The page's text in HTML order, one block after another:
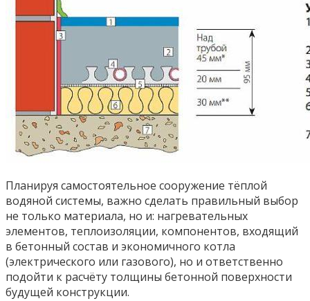
Планируя самостоятельное сооружение тёплой
водяной системы, важно сделать правильный выбор
не только материала, но и: нагревательных
элементов, теплоизоляции, компонентов, входящий
в бетонный состав и экономичного котла
(электрического или газового), но и ответственно
подойти к расчёту толщины бетонной поверхности
будущей конструкции.